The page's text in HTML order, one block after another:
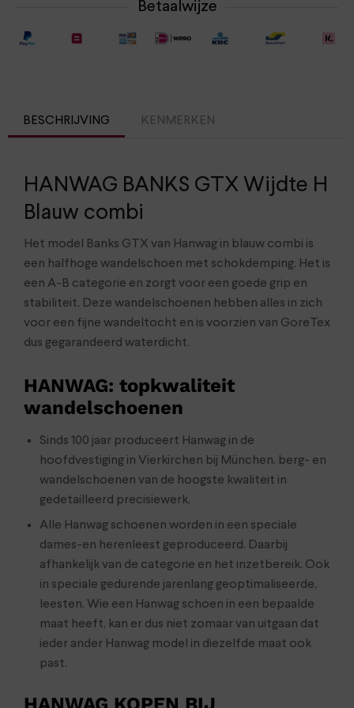
Betaalwijze
BESCHRIJVING KENMERKEN
HANWAG BANKS GTX Wijdte H
Blauw combi
Het model Banks GTX van Hanwag in blauw combi is
een halfhoge wandelschoen met schokdemping. Het is
een A-B categorie en zorgt voor een goede grip en
stabiliteit. Deze wandelschoenen hebben alles in zich
voor een fijne wandeltocht en is voorzien van GoreTex
dus gegarandeerd waterdicht.
HANWAG: topkwaliteit
wandelschoenen
Sinds 100 jaar produceert Hanwag in de
hoofdvestiging in Vierkirchen bij München, berg- en
wandelschoenen van de hoogste kwaliteit in
gedetailleerd precisiewerk.
Alle Hanwag schoenen worden in een speciale
dames-en herenleest geproduceerd. Daarbij
afhankelijk van de categorie en het inzetbereik. Ook
in speciale gedurende jarenlang geoptimaliseerde,
leesten. Wie een Hanwag schoen in een bepaalde
maat heeft, kan er dus niet zomaar van uitgaan dat
ieder ander Hanwag model in diezelfde maat ook
past.